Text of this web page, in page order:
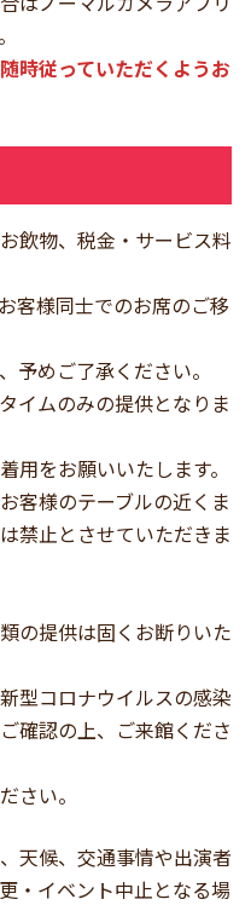
時従っていただくようお
飲物、税金・サービス料
客様同士でのお席のご移
めご了承ください。
イムのみの提供となりま
をお願いいたします。
客様のテーブルの近くま
禁止とさせていただきま
の提供は固くお断りいた
型コロナウイルスの感染
確認の上、ご来館くださ
さい。
天候、交通事情や出演者
・イベント中止となる場